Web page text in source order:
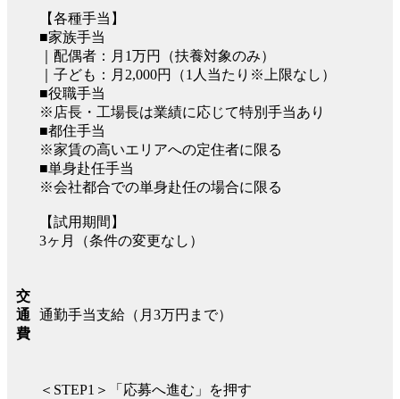
【各種手当】
■家族手当
｜配偶者：月1万円（扶養対象のみ）
｜子ども：月2,000円（1人当たり※上限なし）
■役職手当
※店長・工場長は業績に応じて特別手当あり
■都住手当
※家賃の高いエリアへの定住者に限る
■単身赴任手当
※会社都合での単身赴任の場合に限る
【試用期間】
3ヶ月（条件の変更なし）
交
通
費
通勤手当支給（月3万円まで）
＜STEP1＞「応募へ進む」を押す